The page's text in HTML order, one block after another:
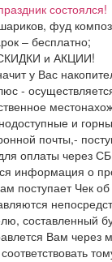
состоялся!
шариков, фуд
– бесплатно;
СКИДКИ и АКЦИИ!
у Вас
-
и
почты,-
оплаты через
информация о
поступает Чек
составленный
Вам через